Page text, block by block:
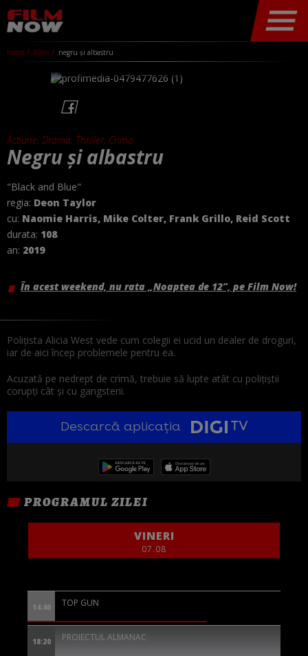
home filme negru și albastru
Actiune, Drama, Thriller, Crima
Negru și albastru
"Black and Blue"
regia: Deon Taylor
cu: Naomie Harris, Mike Colter, Frank Grillo, Reid Scott
durata: 108
an: 2019
În acest weekend, nu rata „Noaptea de 12”, pe Film Now!
Polițista Alicia West vede cum colegii ei ucid un dealer de droguri,
iar de aici încep problemele pentru ea.
Acuzată pe nedrept de crimă, trebuie să lupte atât cu polițiștii
corupți cât și cu gangsterii.
Descarcă aplicația
PROGRAMUL ZILEI
VINERI
07.08
14:40 TOP GUN
18:20 PROIECTUL ALMANAC